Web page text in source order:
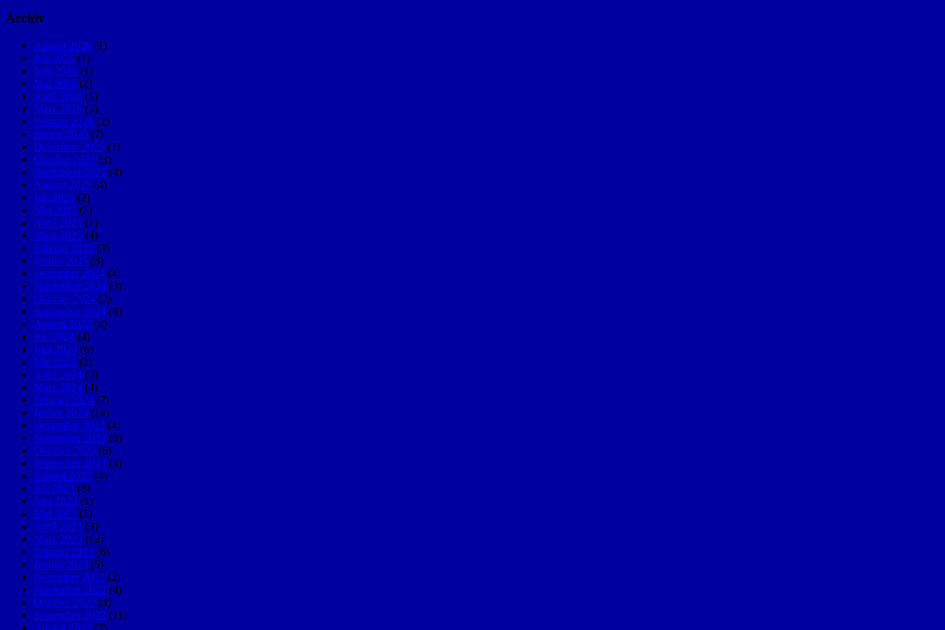
Archiv
August 2026 (1)
Juli 2026 (1)
Juni 2026 (1)
Mai 2026 (2)
April 2026 (1)
März 2026 (5)
Februar 2026 (2)
Januar 2026 (7)
Dezember 2025 (1)
Oktober 2025 (3)
September 2025 (4)
August 2025 (4)
Juli 2025 (2)
Mai 2025 (5)
April 2025 (1)
März 2025 (4)
Februar 2025 (3)
Januar 2025 (8)
Dezember 2024 (4)
November 2024 (3)
Oktober 2024 (2)
September 2024 (8)
August 2024 (4)
Juli 2024 (4)
Juni 2024 (6)
Mai 2024 (2)
April 2024 (5)
März 2024 (4)
Februar 2024 (7)
Januar 2024 (14)
Dezember 2023 (4)
November 2023 (6)
Oktober 2023 (6)
September 2023 (5)
August 2023 (4)
Juli 2023 (8)
Juni 2023 (1)
Mai 2023 (5)
April 2023 (3)
März 2023 (12)
Februar 2023 (6)
Januar 2023 (5)
Dezember 2022 (2)
November 2022 (4)
Oktober 2022 (4)
September 2022 (11)
August 2022 (7)